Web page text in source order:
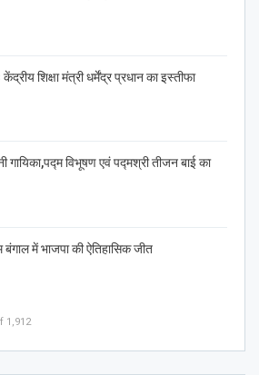
शिक्षा मंत्री धर्मेंद्र प्रधान का इस्तीफा
गायिका,पद्म विभूषण एवं पद्मश्री तीजन बाई का
बंगाल में भाजपा की ऐतिहासिक जीत
1,912